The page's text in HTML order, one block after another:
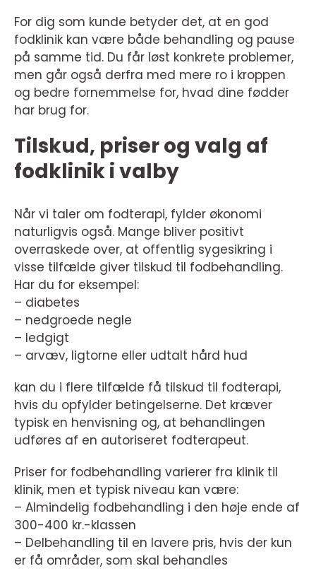
For dig som kunde betyder det, at en god
fodklinik kan være både behandling og pause
på samme tid. Du får løst konkrete problemer,
men går også derfra med mere ro i kroppen
og bedre fornemmelse for, hvad dine fødder
har brug for.
Tilskud, priser og valg af
fodklinik i valby
Når vi taler om fodterapi, fylder økonomi
naturligvis også. Mange bliver positivt
overraskede over, at offentlig sygesikring i
visse tilfælde giver tilskud til fodbehandling.
Har du for eksempel:
– diabetes
– nedgroede negle
– ledgigt
– arvæv, ligtorne eller udtalt hård hud
kan du i flere tilfælde få tilskud til fodterapi,
hvis du opfylder betingelserne. Det kræver
typisk en henvisning og, at behandlingen
udføres af en autoriseret fodterapeut.
Priser for fodbehandling varierer fra klinik til
klinik, men et typisk niveau kan være:
– Almindelig fodbehandling i den høje ende af
300-400 kr.-klassen
– Delbehandling til en lavere pris, hvis der kun
er få områder, som skal behandles